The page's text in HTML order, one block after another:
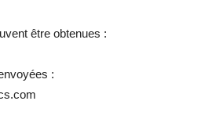
être obtenues :
: